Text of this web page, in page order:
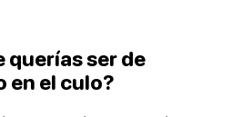
querías ser de
en el culo?